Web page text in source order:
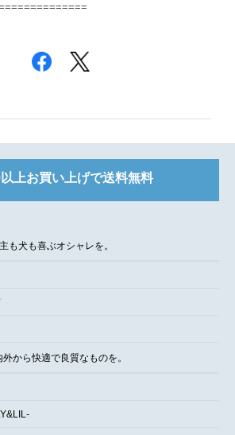
上お買い上げで送料無料
も犬も喜ぶオシャレを。
から快適で良質なものを。